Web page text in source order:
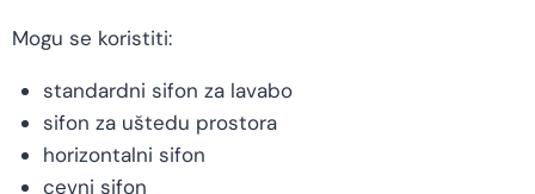
Mogu se koristiti:
standardni sifon za lavabo
sifon za uštedu prostora
horizontalni sifon
cevni sifon